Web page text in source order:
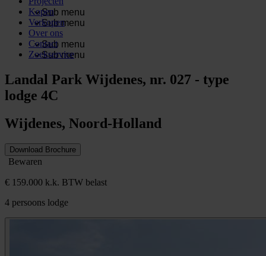
Sub menu
Kopen
Sub menu
Verkopen
Over ons
Sub menu
Contact
Sub menu
Zoekservice
Landal Park Wijdenes, nr. 027 - type
lodge 4C
Wijdenes, Noord-Holland
Download Brochure
Bewaren
€ 159.000 k.k. BTW belast
4 persoons lodge